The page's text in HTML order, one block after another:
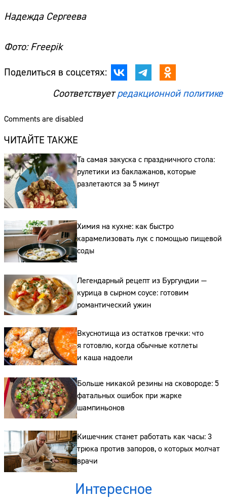
Надежда Сергеева
Фото: Freepik
Поделиться в соцсетях:
Соответствуетредакционной политике
Comments are disabled
ЧИТАЙТЕ ТАКЖЕ
Та самая закуска с праздничного стола:
рулетики из баклажанов, которые
разлетаются за 5 минут
Химия на кухне: как быстро
карамелизовать лук с помощью пищевой
соды
Легендарный рецепт из Бургундии —
курица в сырном соусе: готовим
романтический ужин
Вкуснотища из остатков гречки: что
я готовлю, когда обычные котлеты
и каша надоели
Больше никакой резины на сковороде: 5
фатальных ошибок при жарке
шампиньонов
Кишечник станет работать как часы: 3
трюка против запоров, о которых молчат
врачи
Интересное
Сайт:
Телефон: